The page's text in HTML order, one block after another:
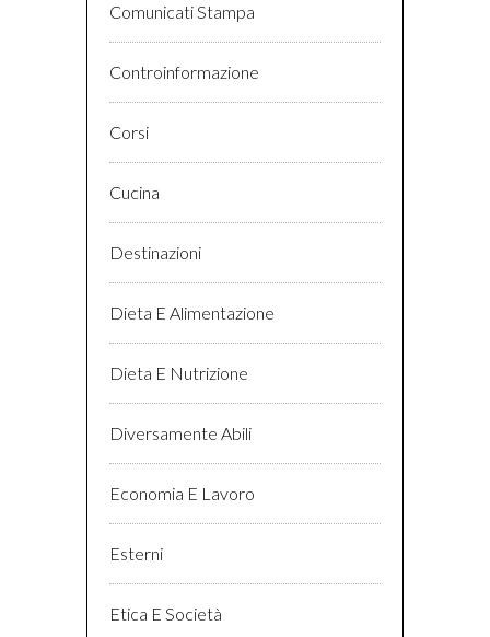
Comunicati Stampa
Controinformazione
Corsi
Cucina
Destinazioni
Dieta E Alimentazione
Dieta E Nutrizione
Diversamente Abili
Economia E Lavoro
Esterni
Etica E Società